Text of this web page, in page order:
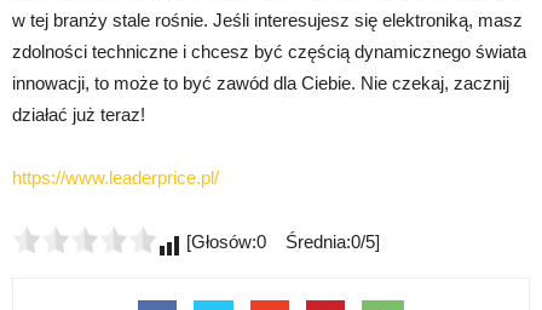
w tej branży stale rośnie. Jeśli interesujesz się elektroniką, masz
zdolności techniczne i chcesz być częścią dynamicznego świata
innowacji, to może to być zawód dla Ciebie. Nie czekaj, zacznij
działać już teraz!
https://www.leaderprice.pl/
[Głosów:0 Średnia:0/5]